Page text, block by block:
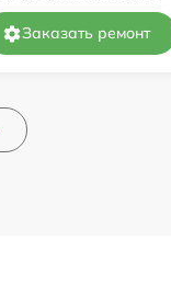
Заказать ремонт